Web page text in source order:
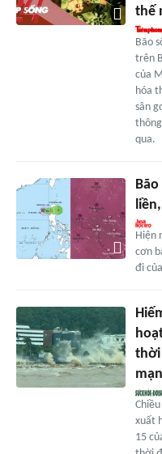
thế
Bão
trên
của
hóa
sân
qua.
Hiện
cơn
đi
thời
xuất
15